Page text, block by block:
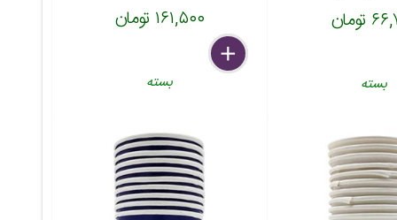
بسته
۱۶۱,۵۰۰ تومان
delete
remove
add
بسته